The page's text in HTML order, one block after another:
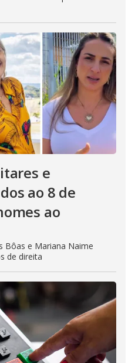
e
ao 8 de
ao
Bôas e Mariana Naime
de direita